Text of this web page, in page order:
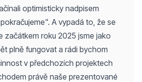
optimisticky nadpisem
A vypadá to, že se
začátkem roku 2025 jsme jako
plně fungovat a rádi bychom
v předchozích projektech
právě naše prezentované